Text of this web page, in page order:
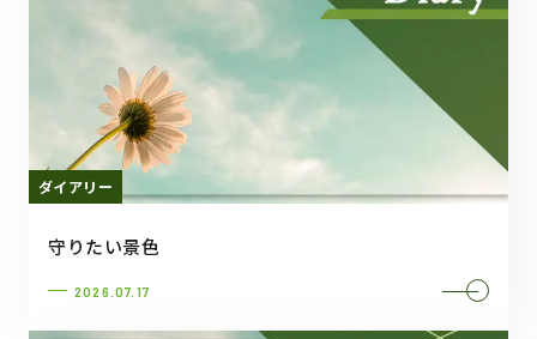
ダイアリー
守りたい景色
2026.07.17